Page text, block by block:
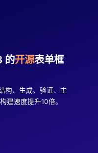
的开源表单框
构、生成、验证、主
建速度提升10倍。